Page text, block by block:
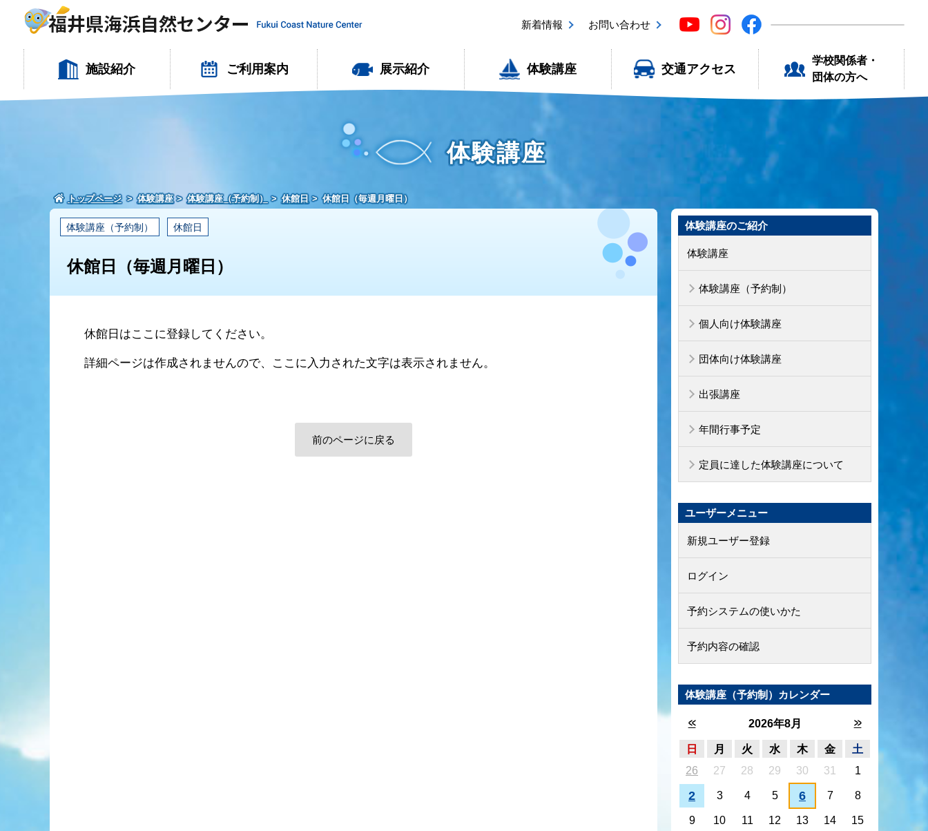
新着情報 お問い合わせ
施設紹介 ご利用案内 展示紹介 体験講座 交通アクセス
学校関係者・
団体の方へ
体験講座
トップページ 体験講座 体験講座（予約制） 休館日 休館日（毎週月曜日）
体験講座（予約制） 休館日
休館日（毎週月曜日）
休館日はここに登録してください。
詳細ページは作成されませんので、ここに入力された文字は表示されません。
前のページに戻る
体験講座のご紹介
体験講座
体験講座（予約制）
個人向け体験講座
団体向け体験講座
出張講座
年間行事予定
定員に達した体験講座について
ユーザーメニュー
新規ユーザー登録
ログイン
予約システムの使いかた
予約内容の確認
体験講座（予約制）カレンダー
<< 2026年8月 >>
日 月 火 水 木 金
土
26
27 28 29 30 31 1
2 3 4 5 6 7 8
9 10 11 12 13 14 15